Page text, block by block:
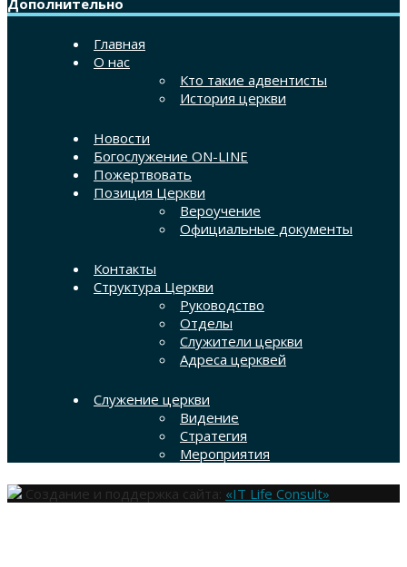
Главная
О нас
Кто такие адвентисты
История церкви
Новости
Богослужение ON-LINE
Пожертвовать
Позиция Церкви
Вероучение
Официальные документы
Контакты
Структура Церкви
Руководство
Отделы
Служители церкви
Адреса церквей
Служение церкви
Видение
Стратегия
Мероприятия
Создание и поддержка сайта: «IT Life Consult»